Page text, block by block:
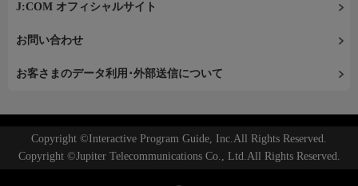
J:COM オフィシャルサイト
お問い合わせ
お客さまのデータ利用･外部送信について
Copyright ©Interactive Program Guide, Inc.All Rights Reserved.
Copyright ©Jupiter Telecommunications Co., Ltd.All Rights Reserved.